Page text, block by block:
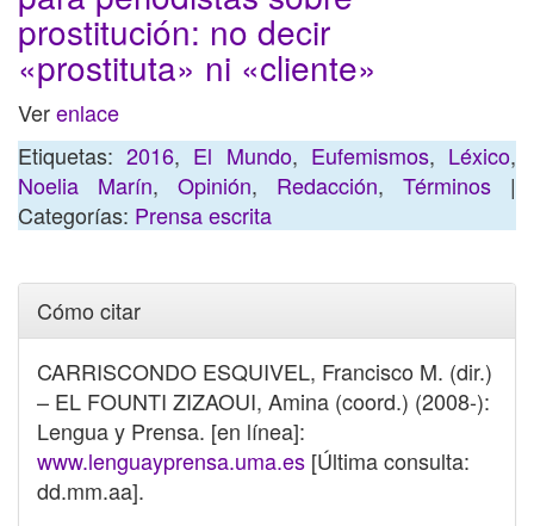
prostitución: no decir
«prostituta» ni «cliente»
Verenlace
Etiquetas:2016, El Mundo, Eufemismos, Léxico,
Noelia Marín, Opinión, Redacción, Términos |
Categorías: Prensa escrita
Cómo citar
CARRISCONDO ESQUIVEL, Francisco M. (dir.)
– EL FOUNTI ZIZAOUI, Amina (coord.) (2008-):
Lengua y Prensa. [en línea]:
www.lenguayprensa.uma.es [Última consulta:
dd.mm.aa].